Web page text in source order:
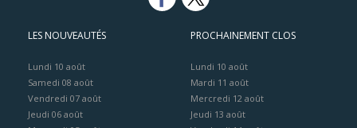
LES NOUVEAUTÉS
Lundi 10 août
Samedi 08 août
Vendredi 07 août
Jeudi 06 août
PROCHAINEMENT CLOS
Lundi 10 août
Mardi 11 août
Mercredi 12 août
Jeudi 13 août